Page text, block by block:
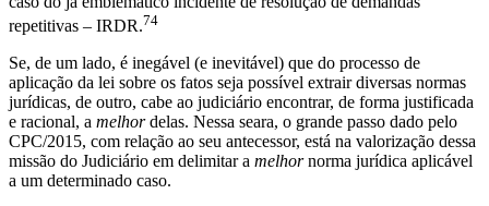
repetitivas – IRDR.74
Se, de um lado, é inegável (e inevitável) que do processo de
aplicação da lei sobre os fatos seja possível extrair diversas normas
jurídicas, de outro, cabe ao judiciário encontrar, de forma justificada
e racional, a melhordelas. Nessa seara, o grande passo dado pelo
CPC/2015, com relação ao seu antecessor, está na valorização dessa
missão do Judiciário em delimitar a melhornorma jurídica aplicável
a um determinado caso.